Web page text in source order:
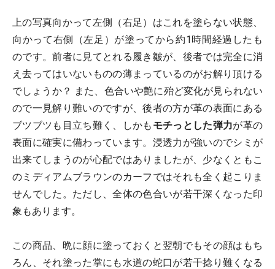
上の写真向かって左側（右足）はこれを塗らない状態、
向かって右側（左足）が塗ってから約1時間経過したも
のです。前者に見てとれる履き皺が、後者では完全に消
え去ってはいないものの薄まっているのがお解り頂ける
でしょうか？ また、色合いや艶に殆ど変化が見られない
ので一見解り難いのですが、後者の方が革の表面にある
ブツブツも目立ち難く、しかも モチっとした弾力が革の
表面に確実に備わっています。浸透力が強いのでシミが
出来てしまうのが心配ではありましたが、少なくともこ
のミディアムブラウンのカーフではそれも全く起こりま
せんでした。ただし、全体の色合いが若干深くなった印
象もあります。
この商品、晩に顔に塗っておくと翌朝でもその顔はもち
ろん、それ塗った掌にも水道の蛇口が若干捻り難くなる